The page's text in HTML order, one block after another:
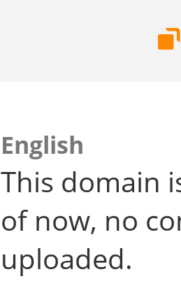
English
This domain
of now, no
uploaded.